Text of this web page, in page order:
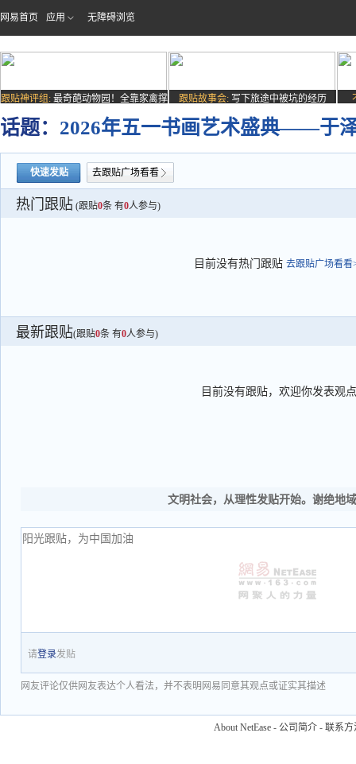
网易首页 应用 无障碍浏览
跟贴神评组: 最奇葩动物园！全靠家禽撑
跟贴故事会: 写下旅途中被坑的经历
话题： 2026年五一书画艺术盛典——于
快速发贴 去跟贴广场看看
热门跟贴 (跟贴0条 有0人参与)
目前没有热门跟贴 去跟贴广场看看
最新跟贴(跟贴0条 有0人参与)
目前没有跟贴，欢迎你发表观点
文明社会，从理性发贴开始。谢绝地
请登录发贴
网友评论仅供网友表达个人看法，并不表明网易同意其观点或证实其描述
About NetEase - 公司简介 - 联系方